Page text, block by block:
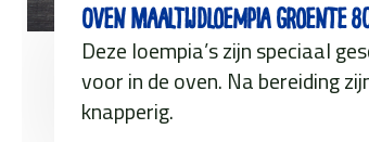
Oven Maaltijdloempia groente
Deze loempia’s zijn speciaal
voor in de oven. Na bereiding
knapperig.